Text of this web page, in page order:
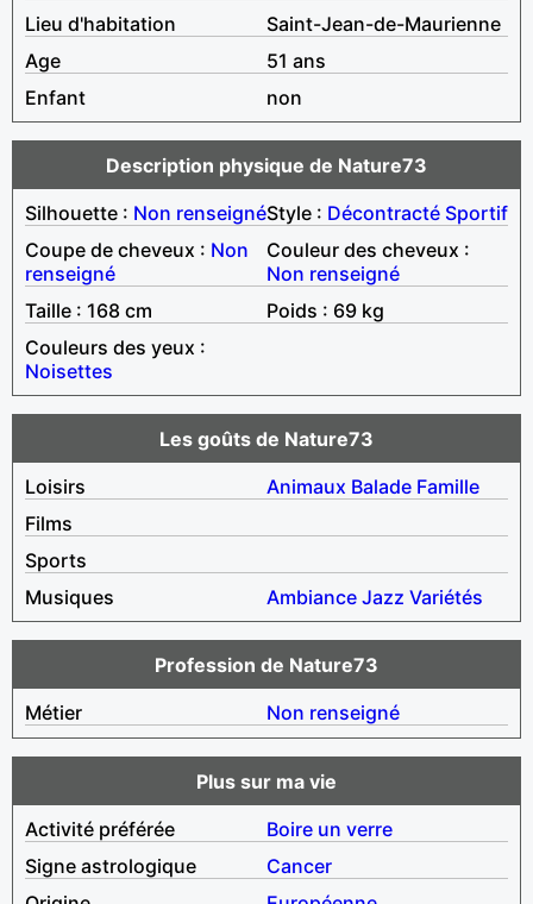
Lieu d'habitation
Saint-Jean-de-Maurienne
Age
51 ans
Enfant
non
Description physique de Nature73
Silhouette : Non renseignéStyle : Décontracté Sportif
Coupe de cheveux : Non
renseigné
Couleur des cheveux :
Non renseigné
Taille : 168 cm
Poids : 69 kg
Couleurs des yeux :
Noisettes
Les goûts de Nature73
Loisirs
Animaux Balade Famille
Films
Sports
Musiques
Ambiance Jazz Variétés
Profession de Nature73
Métier
Non renseigné
Plus sur ma vie
Activité préférée
Boire un verre
Signe astrologique
Cancer